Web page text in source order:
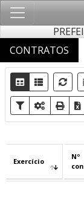
CONTRATOS
Exercício
Nº